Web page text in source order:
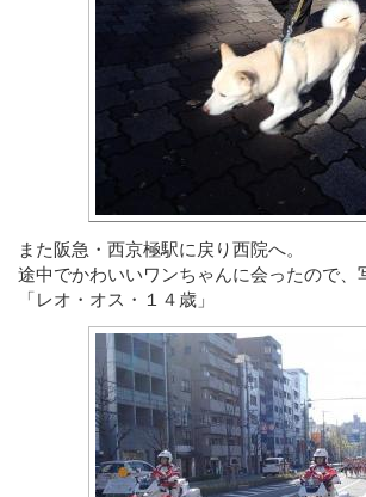
また阪急・西京極駅に戻り西院へ。
途中でかわいいワンちゃんに会ったので、
「レオ・オス・１４歳」